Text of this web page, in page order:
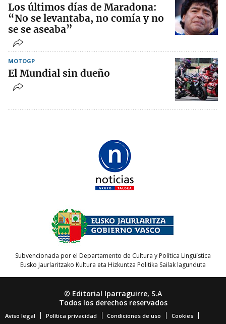
Los últimos días de Maradona:
“No se levantaba, no comía y no
se se aseaba”
MOTOGP
El Mundial sin dueño
Subvencionada por el Departamento de Cultura y Política Lingüística
Eusko Jaurlaritzako Kultura eta Hizkuntza Politika Sailak lagunduta
© Editorial Iparraguirre, S.A
Todos los derechos reservados
Aviso legal Política privacidad Condiciones de uso Cookies